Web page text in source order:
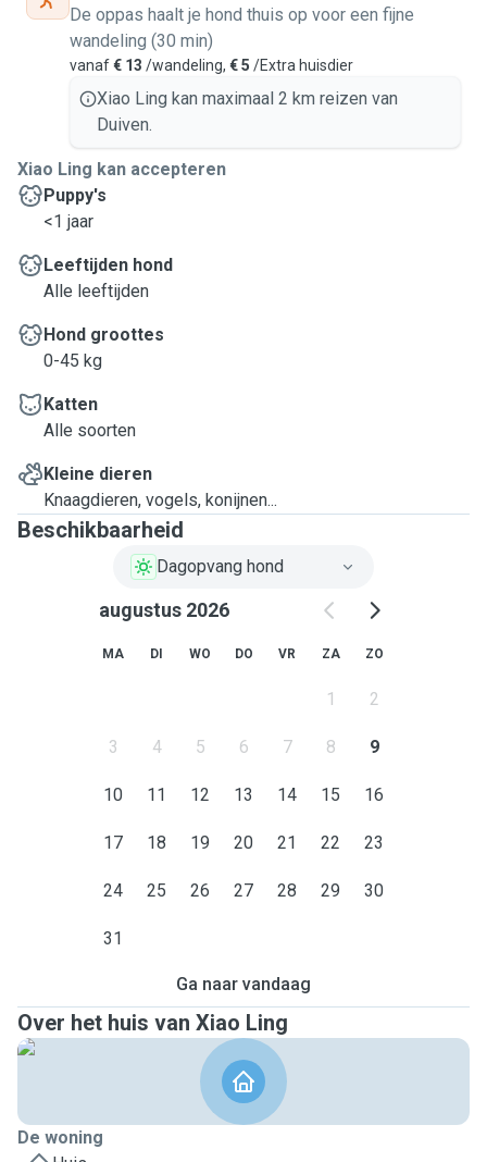
De oppas haalt je hond thuis op voor een fijne
wandeling (30 min)
vanaf€ 13 /wandeling, € 5 /Extra huisdier
Xiao Ling kan maximaal 2 km reizen van
Duiven.
Xiao Ling kan accepteren
Puppy's
<1 jaar
Leeftijden hond
Alle leeftijden
Hond groottes
0-45 kg
Katten
Alle soorten
Kleine dieren
Knaagdieren, vogels, konijnen...
Beschikbaarheid
Dagopvang hond
augustus 2026
MA DI WO DO VR ZA ZO
1 2
3 4 5 6 7 8 9
10 11 12 13 14 15 16
17 18 19 20 21 22 23
24 25 26 27 28 29 30
31
Ga naar vandaag
Over het huis van Xiao Ling
De woning